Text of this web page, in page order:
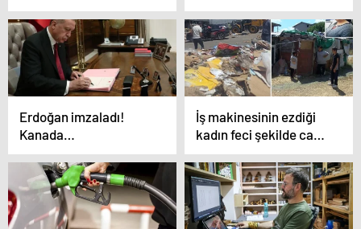
Kooperatiften Gelir
Sağlanıyor
çağrı: İsrail’in bir an
önce durdurulması
lazım
Erdoğan imzaladı!
Kanada
Büyükelçiliğine Can
Dizdar atandı, 3 müdür
yardımcısı görevden
alındı
İş makinesinin ezdiği
kadın feci şekilde can
verdi! 2’si engelli 6
çocuğu barakada
yaşıyor